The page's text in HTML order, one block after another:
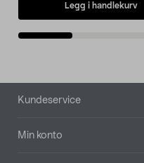
Legg i handlekurv
Bunntekst
Kundeservice
Min konto